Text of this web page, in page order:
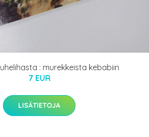
: murekkeista kebabiin
7 EUR
LISÄTIETOJA